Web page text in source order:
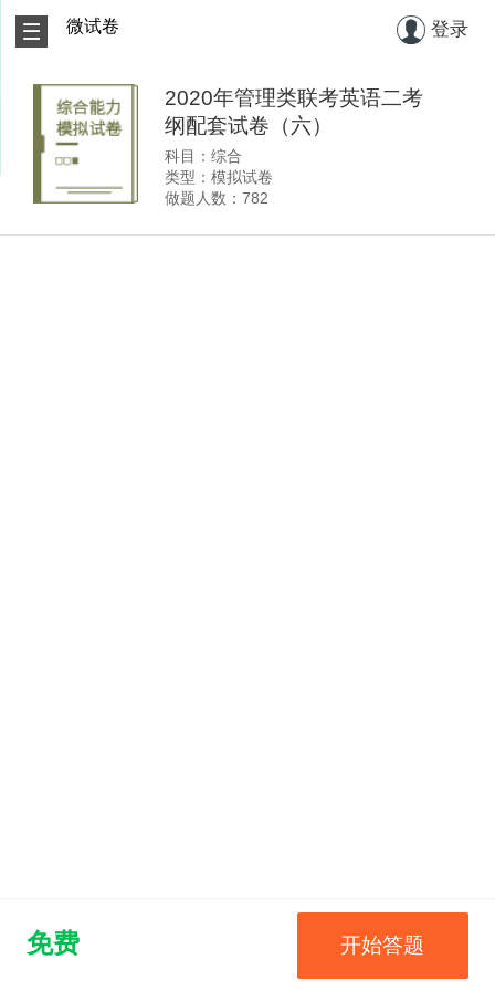
微试卷 登录
2020年管理类联考英语二考
纲配套试卷（六）
科目：综合
类型：模拟试卷
做题人数：782
免费 开始答题